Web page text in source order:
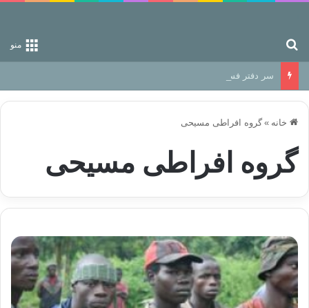
منو
سر دفتر فساد در زمین‌، دوری وکناره‌گیری از راه خداست‌!
خانه » گروه افراطی مسیحی
گروه افراطی مسیحی